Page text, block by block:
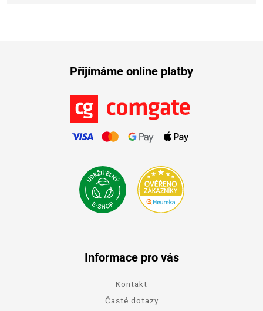
Přijímáme online platby
Informace pro vás
Kontakt
Časté dotazy